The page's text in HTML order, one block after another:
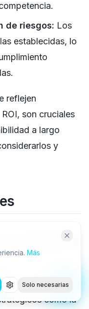
de riesgos: Los
establecidas, lo
reflejen
son cruciales
a largo
y
a considerar al
también deben
como la
Más
Solo necesarias